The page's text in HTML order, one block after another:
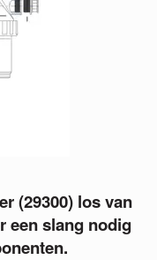
(29300) los van
een slang nodig